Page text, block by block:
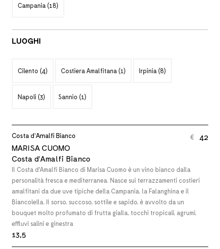
REGIONI
Campania(18)
LUOGHI
LUOGHI
Cilento(4) Costiera Amalfitana(1) Irpinia(8)
Napoli(3) Sannio(1)
Costa d’Amalfi Bianco €
42
MARISA CUOMO
Costa d’Amalfi Bianco
Il Costa d'Amalfi Bianco di Marisa Cuomo è un vino bianco dalla
personalità fresca e mediterranea. Nasce sui terrazzamenti costieri
amalfitani da due uve tipiche della Campania, la Falanghina e il
Biancolella. Il sorso, succoso, sottile e sapido, è avvolto da un
bouquet molto profumato di frutta gialla, tocchi tropicali, agrumi,
effluvi salini e ginestra
13,5